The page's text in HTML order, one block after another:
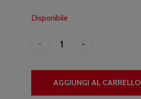
Disponibile
AGGIUNGI AL CARRELLO